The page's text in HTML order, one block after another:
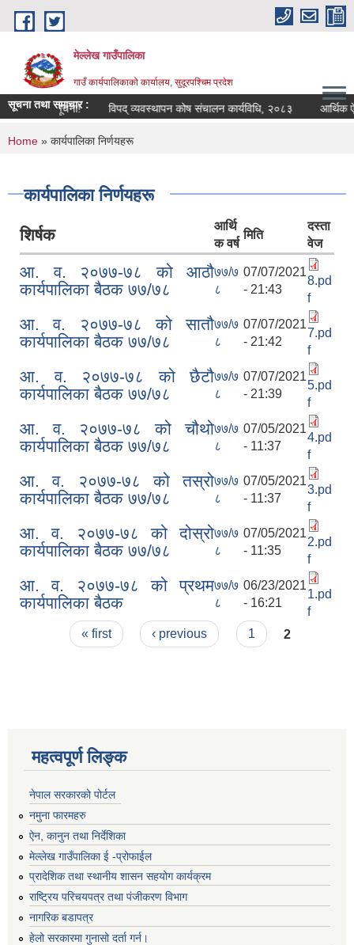
Skip to main content
मेल्लेख गाउँपालिका
गाउँ कार्यपालिकाको कार्यालय, सुदूरपश्चिम प्रदेश
सूचना तथा समाचार :
सूचना! विपद् व्यवस्थापन कोष संचालन कार्यविधि, २०८३ आर्थिक ऐन,
You are here
Home » कार्यपालिका निर्णयहरू
कार्यपालिका निर्णयहरू
शिर्षक
आर्थि
क वर्ष
मिति
दस्ता
वेज
आ. व. २०७७-७८ को आठौ
कार्यपालिका बैठक ७७/७८
७७/७
८
07/07/2021
- 21:43
8.pd
f
आ. व. २०७७-७८ को सातौ
कार्यपालिका बैठक ७७/७८
७७/७
८
07/07/2021
- 21:42
7.pd
f
आ. व. २०७७-७८ को छैटौ
कार्यपालिका बैठक ७७/७८
७७/७
८
07/07/2021
- 21:39
5.pd
f
आ. व. २०७७-७८ को चौथो
कार्यपालिका बैठक ७७/७८
७७/७
८
07/05/2021
- 11:37
4.pd
f
आ. व. २०७७-७८ को तस्रो
कार्यपालिका बैठक ७७/७८
७७/७
८
07/05/2021
- 11:37
3.pd
f
आ. व. २०७७-७८ को दोस्रो
कार्यपालिका बैठक ७७/७८
७७/७
८
07/05/2021
- 11:35
2.pd
f
आ. व. २०७७-७८ को प्रथम
कार्यपालिका बैठक
७७/७
८
06/23/2021
- 16:21
1.pd
f
Pages« first ‹ previous 1 2
महत्वपूर्ण लिङ्क
नेपाल सरकारको पोर्टल
नमुना फारमहरु
ऐन, कानुन तथा निर्देशिका
मेल्लेख गाउँपालिका ई -प्रोफाईल
प्रादेशिक तथा स्थानीय शासन सहयोग कार्यक्रम
राष्ट्रिय परिचयपत्र तथा पंजीकरण विभाग
नागरिक बडापत्र
हेलो सरकारमा गुनासो दर्ता गर्न।